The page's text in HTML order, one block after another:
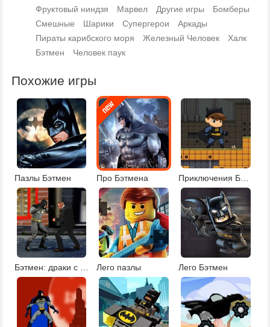
Фруктовый ниндзя
Марвел Другие игры
Бомберы
Смешные
Шарики Супергерои
Аркады
Пираты карибского моря
Железный Человек
Халк
Бэтмен
Человек паук
Похожие игры
Пазлы Бэтмен Про Бэтмена Приключения Бэтбоя
Лего пазлы Лего Бэтмен